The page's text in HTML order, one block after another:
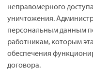
неправомерного
уничтожения.
персональным данным
работникам, которым
обеспечения
договора.